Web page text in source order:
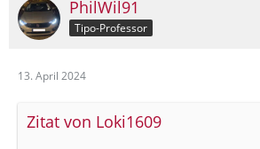
PhilWil91
Tipo-Professor
13. April 2024
Zitat von Loki1609